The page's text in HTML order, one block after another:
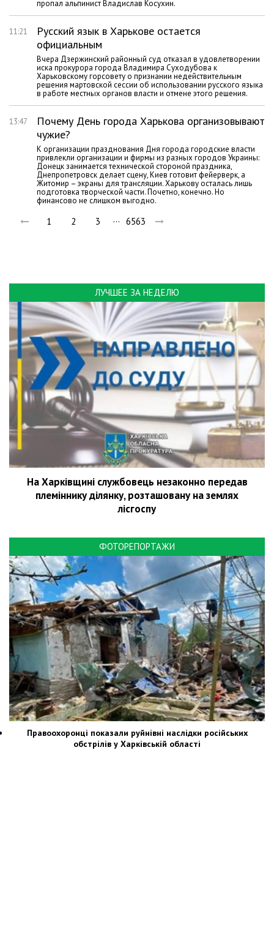
пропал альпинист Владислав Косухин.
11:21
Русский язык в Харькове остается
официальным
Вчера Дзержинский районный суд отказал в удовлетворении
иска прокурора города Владимира Суходубова к
Харьковскому горсовету о признании недействительным
решения мартовской сессии об использовании русского языка
в работе местных органов власти и отмене этого решения.
13:47
Почему День города Харькова организовывают
чужие?
К организации празднования Дня города городские власти
привлекли организации и фирмы из разных городов Украины:
Донецк занимается технической стороной праздника,
Днепропетровск делает сцену, Киев готовит фейерверк, а
Житомир – экраны для трансляции. Харькову осталась лишь
подготовка творческой части. Почетно, конечно. Но
финансово не слишком выгодно.
1 2 3 … 6563
ЛУЧШЕЕ ЗА НЕДЕЛЮ
На Харківщині службовець незаконно передав
племіннику ділянку, розташовану на землях
лісгоспу
ФОТОРЕПОРТАЖИ
Правоохоронці показали руйнівні наслідки російських
обстрілів у Харківській області